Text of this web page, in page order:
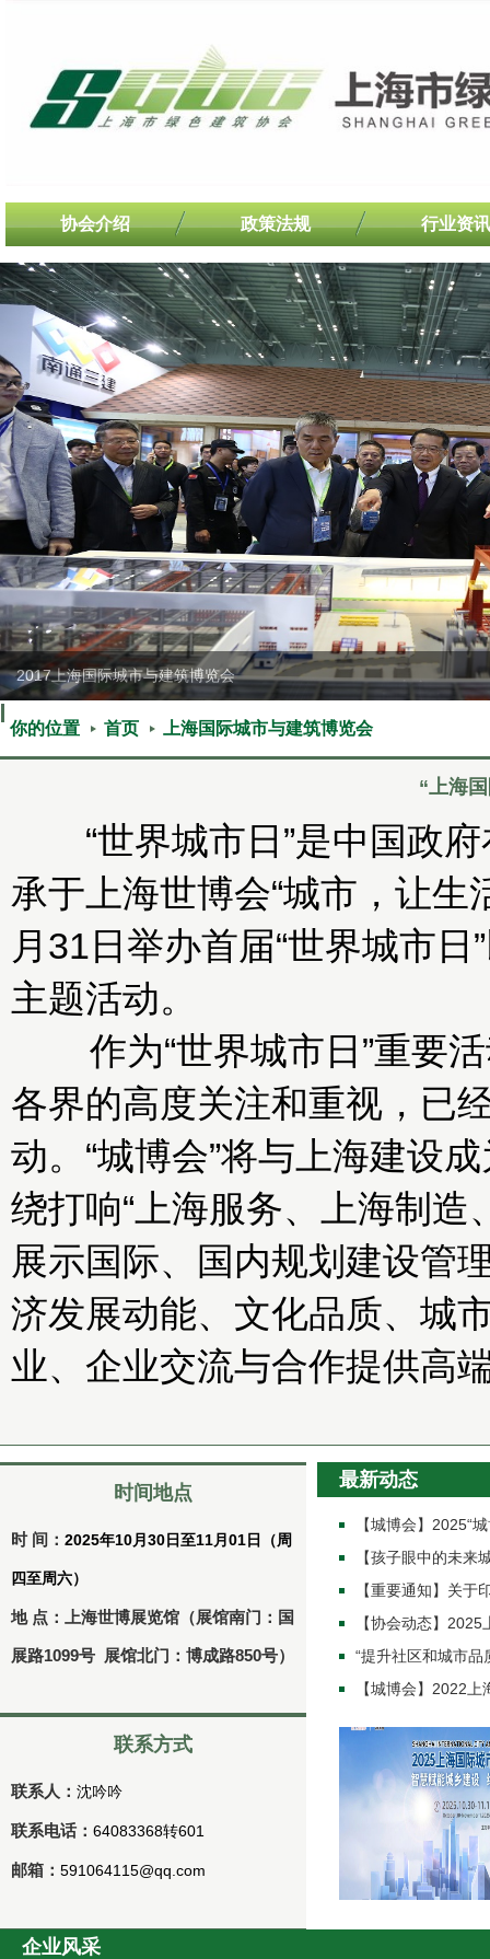
协会介绍 政策法规 行业资
2017上海国际城市与建筑博览会
你的位置 首页 上海国际城市与建筑博览会
“上海
“世界城市日”是中国政府
承于上海世博会“城市，让生
月31日举办首届“世界城市
主题活动。
作为“世界城市日”重要活
各界的高度关注和重视，已
动。“城博会”将与上海建设
绕打响“上海服务、上海制造
展示国际、国内规划建设管
济发展动能、文化品质、城
业、企业交流与合作提供高
时间地点
时 间： 2025年10月30日至11月01日（周
四至周六）
地 点：上海世博展览馆（展馆南门：国
展路1099号 展馆北门：博成路850号）
联系方式
联系人： 沈吟吟
联系电话： 64083368转601
邮箱： 591064115@qq.com
最新动态
【城博会】2025“
【孩子眼中的未来
【重要通知】关于
【协会动态】
“提升社区和城市
【城博会】2022
企业风采